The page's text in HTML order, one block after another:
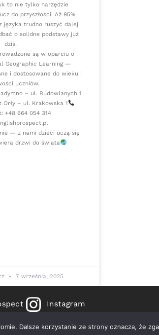
to nie tylko narzędzie
do przyszłości. Aż 95%
języka trudno ruszyć dalej
o solidne podstawy już
dziś.
są w oparciu o
Geographic Learning —
i dostosowane do wieku i
uczniów.
– ul. Budowlanych 1
Orły – ul. Krakowska 1
+48 664 054 314
— z nami dzieci uczą się
drzwi do świata
7 września, 2025
Instagram
|Polityka Prywatności |Regulamin|
Dalsze korzystanie ze strony oznacza, że